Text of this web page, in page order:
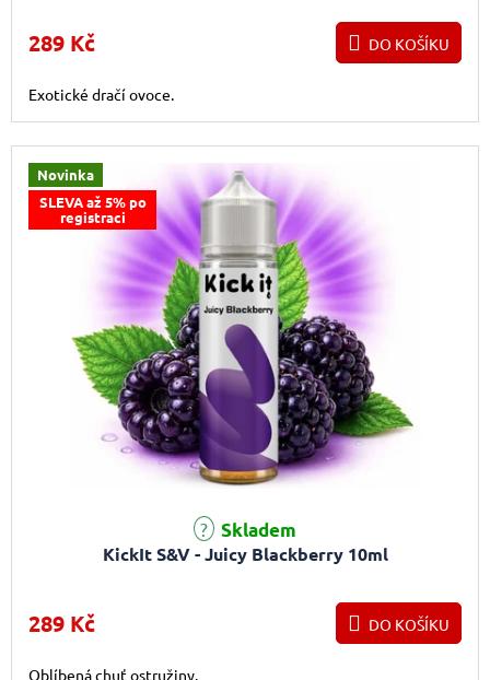
289 Kč DO KOŠÍKU
Exotické dračí ovoce.
Novinka
SLEVA až 5% po
registraci
KickIt S&V - Juicy Blackberry 10ml
Skladem
289 Kč DO KOŠÍKU
Oblíbená chuť ostružiny.